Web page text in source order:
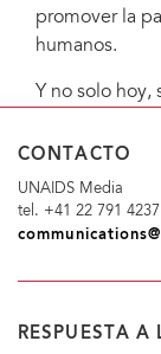
promover la
humanos.
Y no solo hoy,
CONTACTO
UNAIDS Media
tel. +41 22 791 4237
RESPUESTA